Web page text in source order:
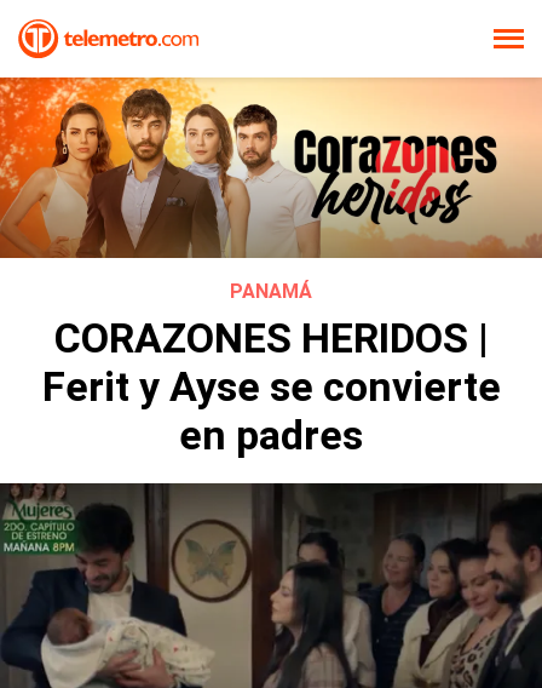
PANAMÁ
CORAZONES HERIDOS |
Ferit y Ayse se convierte
en padres